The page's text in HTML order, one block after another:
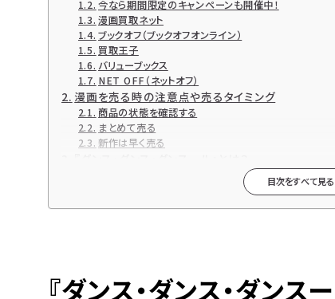
今なら期間限定のキャンペーンも開催中！
漫画買取ネット
ブックオフ（ブックオフオンライン）
買取王子
バリューブックス
NET OFF（ネットオフ）
漫画を売る時の注意点や売るタイミング
商品の状態を確認する
まとめて売る
新作は早く売る
『ダンス・ダンス・ダンスール』関連商品も高価買取中
『ダンス・ダンス・ダンスール』各種DVD・DVD-BOX【
便利で簡単なブックサプライの宅配買取
目次をすべて見る
『ダンス・ダンス・ダン